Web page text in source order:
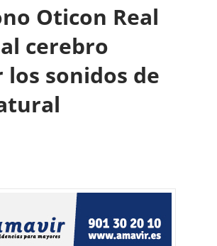
Oticon Real
cerebro
los sonidos de